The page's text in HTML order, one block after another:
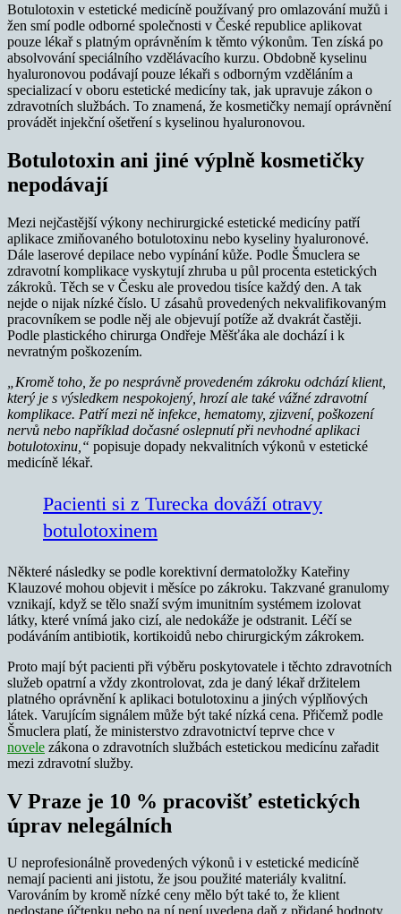
Botulotoxin v estetické medicíně používaný pro omlazování mužů i
žen smí podle odborné společnosti v České republice aplikovat
pouze lékař s platným oprávněním k těmto výkonům. Ten získá po
absolvování speciálního vzdělávacího kurzu. Obdobně kyselinu
hyaluronovou podávají pouze lékaři s odborným vzděláním a
specializací v oboru estetické medicíny tak, jak upravuje zákon o
zdravotních službách. To znamená, že kosmetičky nemají oprávnění
provádět injekční ošetření s kyselinou hyaluronovou.
Botulotoxin ani jiné výplně kosmetičky
nepodávají
Mezi nejčastější výkony nechirurgické estetické medicíny patří
aplikace zmiňovaného botulotoxinu nebo kyseliny hyaluronové.
Dále laserové depilace nebo vypínání kůže. Podle Šmuclera se
zdravotní komplikace vyskytují zhruba u půl procenta estetických
zákroků. Těch se v Česku ale provedou tisíce každý den. A tak
nejde o nijak nízké číslo. U zásahů provedených nekvalifikovaným
pracovníkem se podle něj ale objevují potíže až dvakrát častěji.
Podle plastického chirurga Ondřeje Měšťáka ale dochází i k
nevratným poškozením.
„Kromě toho, že po nesprávně provedeném zákroku odchází klient,
který je s výsledkem nespokojený, hrozí ale také vážné zdravotní
komplikace. Patří mezi ně infekce, hematomy, zjizvení, poškození
nervů nebo například dočasné oslepnutí při nevhodné aplikaci
botulotoxinu,“ popisuje dopady nekvalitních výkonů v estetické
medicíně lékař.
Pacienti si z Turecka dováží otravy
botulotoxinem
Některé následky se podle korektivní dermatoložky Kateřiny
Klauzové mohou objevit i měsíce po zákroku. Takzvané granulomy
vznikají, když se tělo snaží svým imunitním systémem izolovat
látky, které vnímá jako cizí, ale nedokáže je odstranit. Léčí se
podáváním antibiotik, kortikoidů nebo chirurgickým zákrokem.
Proto mají být pacienti při výběru poskytovatele i těchto zdravotních
služeb opatrní a vždy zkontrolovat, zda je daný lékař držitelem
platného oprávnění k aplikaci botulotoxinu a jiných výplňových
látek. Varujícím signálem může být také nízká cena. Přičemž podle
Šmuclera platí, že ministerstvo zdravotnictví teprve chce v
novele zákona o zdravotních službách estetickou medicínu zařadit
mezi zdravotní služby.
V Praze je 10 % pracovišť estetických
úprav nelegálních
U neprofesionálně provedených výkonů i v estetické medicíně
nemají pacienti ani jistotu, že jsou použité materiály kvalitní.
Varováním by kromě nízké ceny mělo být také to, že klient